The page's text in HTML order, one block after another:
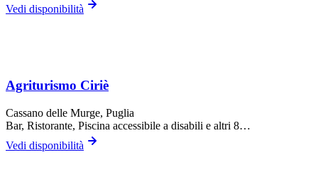
Vedi disponibilità
Agriturismo Ciriè
Cassano delle Murge, Puglia
Bar, Ristorante, Piscina accessibile a disabili e altri 8…
Vedi disponibilità